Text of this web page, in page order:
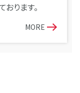
ります。
MORE